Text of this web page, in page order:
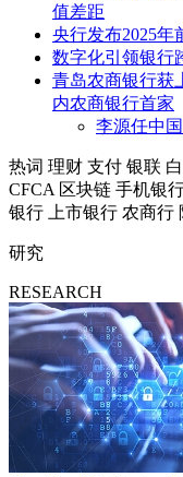
值差距
央行发布2025年
数字化引领银行
青岛农商银行获
内农商银行首家
李源任中
热词 理财 支付 银联
CFCA 区块链 手机银
银行
上市银行 农商行
研究
RESEARCH